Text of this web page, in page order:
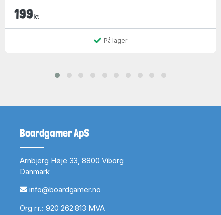
199 kr.
På lager
Boardgamer ApS
Arnbjerg Høje 33, 8800 Viborg
Danmark
info@boardgamer.no
Org nr.: 920 262 813 MVA